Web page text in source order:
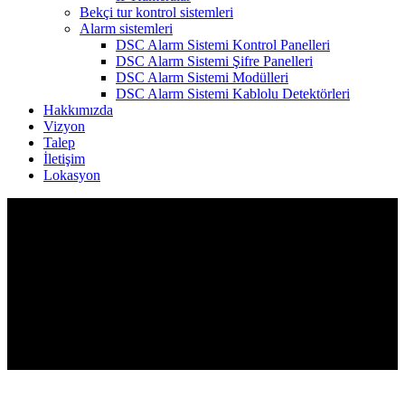
Bekçi tur kontrol sistemleri
Alarm sistemleri
DSC Alarm Sistemi Kontrol Panelleri
DSC Alarm Sistemi Şifre Panelleri
DSC Alarm Sistemi Modülleri
DSC Alarm Sistemi Kablolu Detektörleri
Hakkımızda
Vizyon
Talep
İletişim
Lokasyon